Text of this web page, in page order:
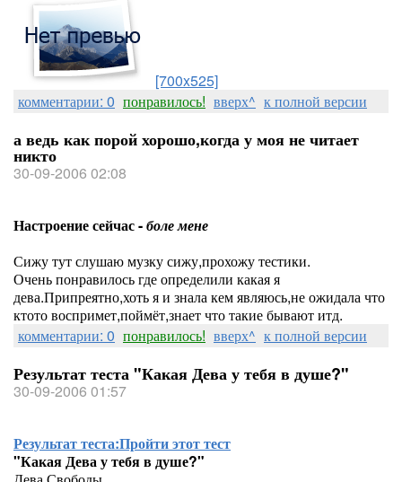
[700x525]
комментарии: 0 понравилось! вверх^ к полной версии
а ведь как порой хорошо,когда у моя не читает
никто
30-09-2006 02:08
Настроение сейчас -боле мене
Сижу тут слушаю музку сижу,прохожу тестики.
Очень понравилось где определили какая я
дева.Припреятно,хоть я и знала кем являюсь,не ожидала что
ктото воспримет,поймёт,знает что такие бывают итд.
комментарии: 0 понравилось! вверх^ к полной версии
Результат теста "Какая Дева у тебя в душе?"
30-09-2006 01:57
Результат теста:Пройти этот тест
"Какая Дева у тебя в душе?"